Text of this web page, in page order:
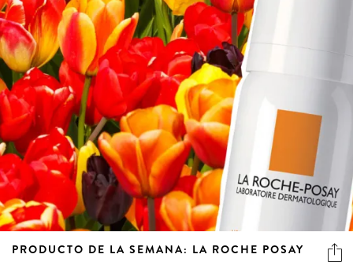
PRODUCTO DE LA SEMANA: LA ROCHE POSAY